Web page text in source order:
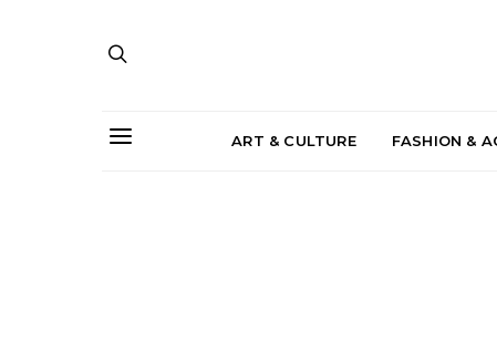
ART & CULTURE FASHION &